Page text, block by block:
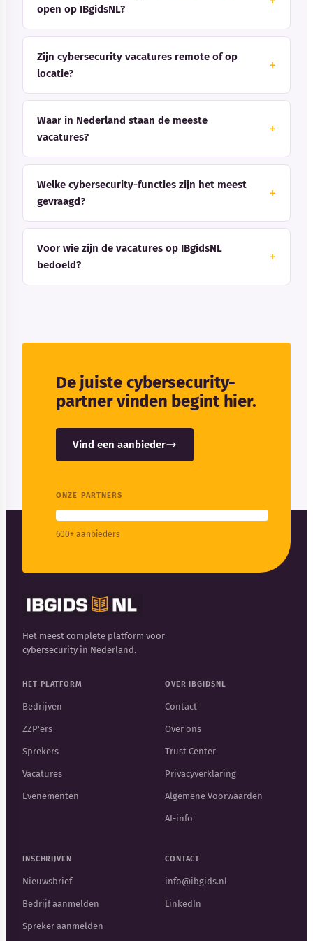
open op IBgidsNL?
Zijn cybersecurity vacatures remote of op
locatie?
Waar in Nederland staan de meeste
vacatures?
Welke cybersecurity-functies zijn het meest
gevraagd?
Voor wie zijn de vacatures op IBgidsNL
bedoeld?
De juiste cybersecurity-
partner vinden begint hier.
Vind een aanbieder
ONZE PARTNERS
600+ aanbieders
Het meest complete platform voor
cybersecurity in Nederland.
HET PLATFORM
Bedrijven
ZZP'ers
Sprekers
Vacatures
Evenementen
OVER IBGIDSNL
Contact
Over ons
Trust Center
Privacyverklaring
Algemene Voorwaarden
AI-info
INSCHRIJVEN
Nieuwsbrief
Bedrijf aanmelden
Spreker aanmelden
CONTACT
info@ibgids.nl
LinkedIn